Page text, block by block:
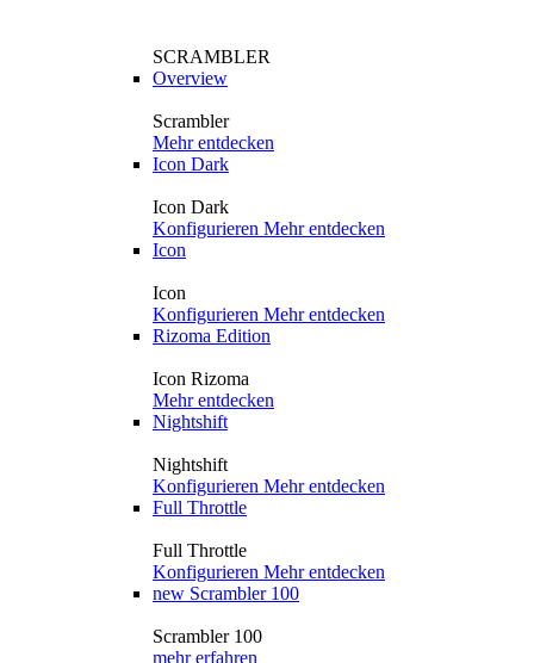
SCRAMBLER
Overview
Scrambler
Mehr entdecken
Icon Dark
Icon Dark
Konfigurieren Mehr entdecken
Icon
Icon
Konfigurieren Mehr entdecken
Rizoma Edition
Icon Rizoma
Mehr entdecken
Nightshift
Nightshift
Konfigurieren Mehr entdecken
Full Throttle
Full Throttle
Konfigurieren Mehr entdecken
new Scrambler 100
Scrambler 100
mehr erfahren